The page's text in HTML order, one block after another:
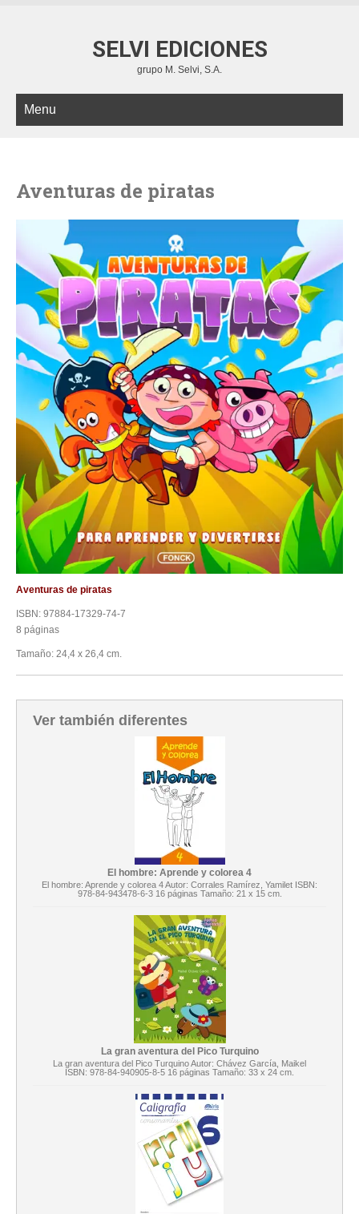
SELVI EDICIONES
grupo M. Selvi, S.A.
Menu
Aventuras de piratas
Aventuras de piratas
ISBN: 97884-17329-74-7
8 páginas
Tamaño: 24,4 x 26,4 cm.
Ver también diferentes
El hombre: Aprende y colorea 4
El hombre: Aprende y colorea 4 Autor: Corrales Ramírez, Yamilet ISBN:
978-84-943478-6-3 16 páginas Tamaño: 21 x 15 cm.
La gran aventura del Pico Turquino
La gran aventura del Pico Turquino Autor: Chávez García, Maikel
ISBN: 978-84-940905-8-5 16 páginas Tamaño: 33 x 24 cm.